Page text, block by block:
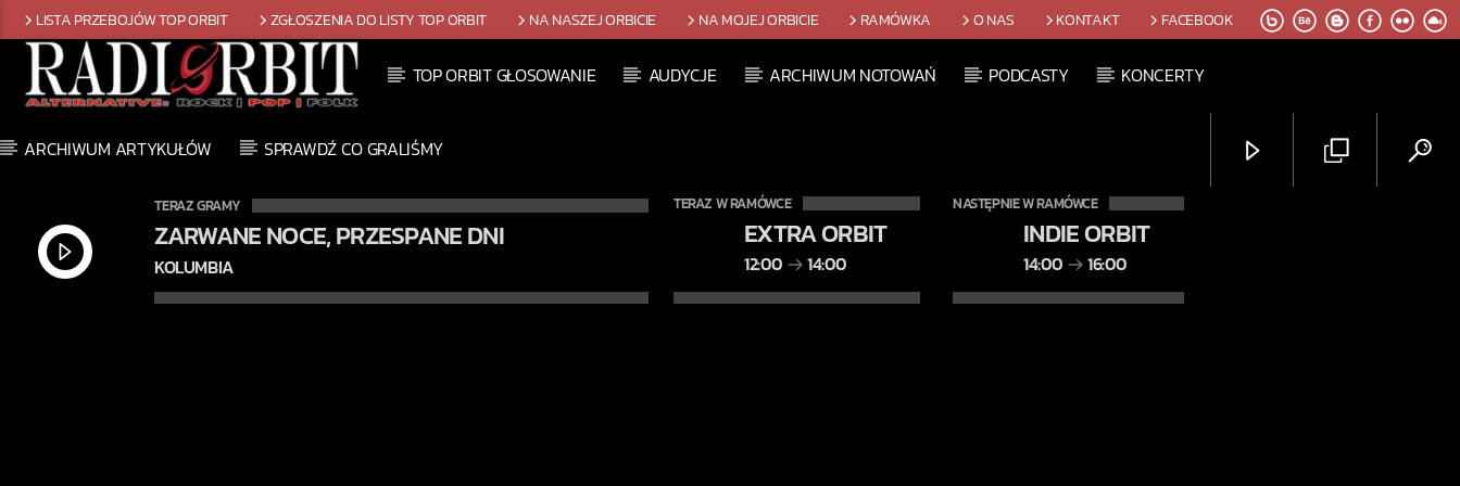
LISTA PRZEBOJÓW TOP ORBIT ZGŁOSZENIA DO LISTY TOP ORBIT NA NASZEJ ORBICIE NA MOJEJ ORBICIE RAMÓWKA O NAS KONTAKT FACEBOOK
TOP ORBIT GŁOSOWANIE AUDYCJE ARCHIWUM NOTOWAŃ PODCASTY KONCERTY
ARCHIWUM ARTYKUŁÓW SPRAWDŹ CO GRALIŚMY
TERAZ GRAMY
ZARWANE NOCE, PRZESPANE DNI
KOLUMBIA
TERAZ W RAMÓWCE
EXTRA ORBIT
12:00 14:00
NASTĘPNIE W RAMÓWCE
INDIE ORBIT
14:00 16:00